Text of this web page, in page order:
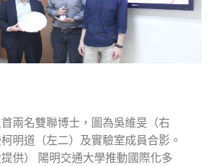
兩名雙聯博士，圖為吳維旻（右
明道（左二）及實驗室成員合影。
提供） 陽明交通大學推動國際化多